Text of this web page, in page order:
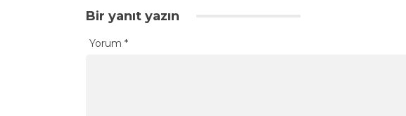
Bir yanıt yazın
Yorum *